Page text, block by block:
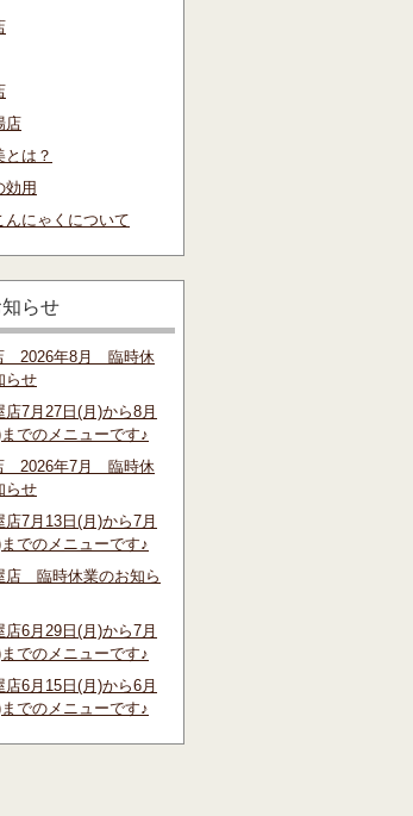
店
とは？
効用
んにゃくについて
らせ
2026年8月 臨時休
らせ
7月27日(月)から8月
でのメニューです♪
2026年7月 臨時休
らせ
7月13日(月)から7月
でのメニューです♪
店 臨時休業のお知ら
6月29日(月)から7月
でのメニューです♪
6月15日(月)から6月
でのメニューです♪